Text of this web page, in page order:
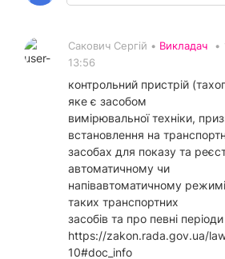
Сакович Сергій • Викладач •
13:56
контрольний пристрій
яке є засобом
вимірювальної техніки,
встановлення на
засобах для показу та
автоматичному чи
напівавтоматичному
таких транспортних
засобів та про певні періоди
https://zakon.rada.gov.ua/
10#doc_info